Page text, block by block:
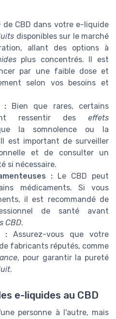
de CBD dans votre e-liquide
disponibles sur le marché
allant des options à
plus concentrés. Il est
par une faible dose et
selon vos besoins et
:Bien que rares, certains
ressentir des effets
la somnolence ou la
Il est important de surveiller
et de consulter un
si nécessaire.
: Le CBD peut
médicaments. Si vous
il est recommandé de
de santé avant
CBD.
: Assurez-vous que votre
fabricants réputés, comme
, pour garantir la pureté
.
e-liquides au CBD
personne à l'autre, mais